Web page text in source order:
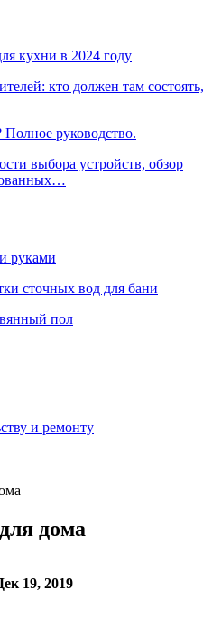
кухни в 2024 году
кто должен там состоять,
Полное руководство.
выбора устройств, обзор
руками
сточных вод для бани
пол
и ремонту
дома
19, 2019